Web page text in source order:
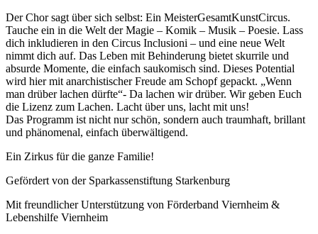
Der Chor sagt über sich selbst: Ein MeisterGesamtKunstCircus.
Tauche ein in die Welt der Magie – Komik – Musik – Poesie. Lass
dich inkludieren in den Circus Inclusioni – und eine neue Welt
nimmt dich auf. Das Leben mit Behinderung bietet skurrile und
absurde Momente, die einfach saukomisch sind. Dieses Potential
wird hier mit anarchistischer Freude am Schopf gepackt. „Wenn
man drüber lachen dürfte“- Da lachen wir drüber. Wir geben Euch
die Lizenz zum Lachen. Lacht über uns, lacht mit uns!
Das Programm ist nicht nur schön, sondern auch traumhaft, brillant
und phänomenal, einfach überwältigend.
Ein Zirkus für die ganze Familie!
Gefördert von der Sparkassenstiftung Starkenburg
Mit freundlicher Unterstützung von Förderband Viernheim &
Lebenshilfe Viernheim